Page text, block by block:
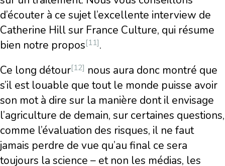
d’écouter à ce sujet l’excellente interview de
Catherine Hill sur France Culture, qui résume
bien notre propos[11].
Ce long détour[12] nous aura donc montré que
s’il est louable que tout le monde puisse avoir
son mot à dire sur la manière dont il envisage
l’agriculture de demain, sur certaines questions,
comme l’évaluation des risques, il ne faut
jamais perdre de vue qu’au final ce sera
toujours la science – et non les médias, les